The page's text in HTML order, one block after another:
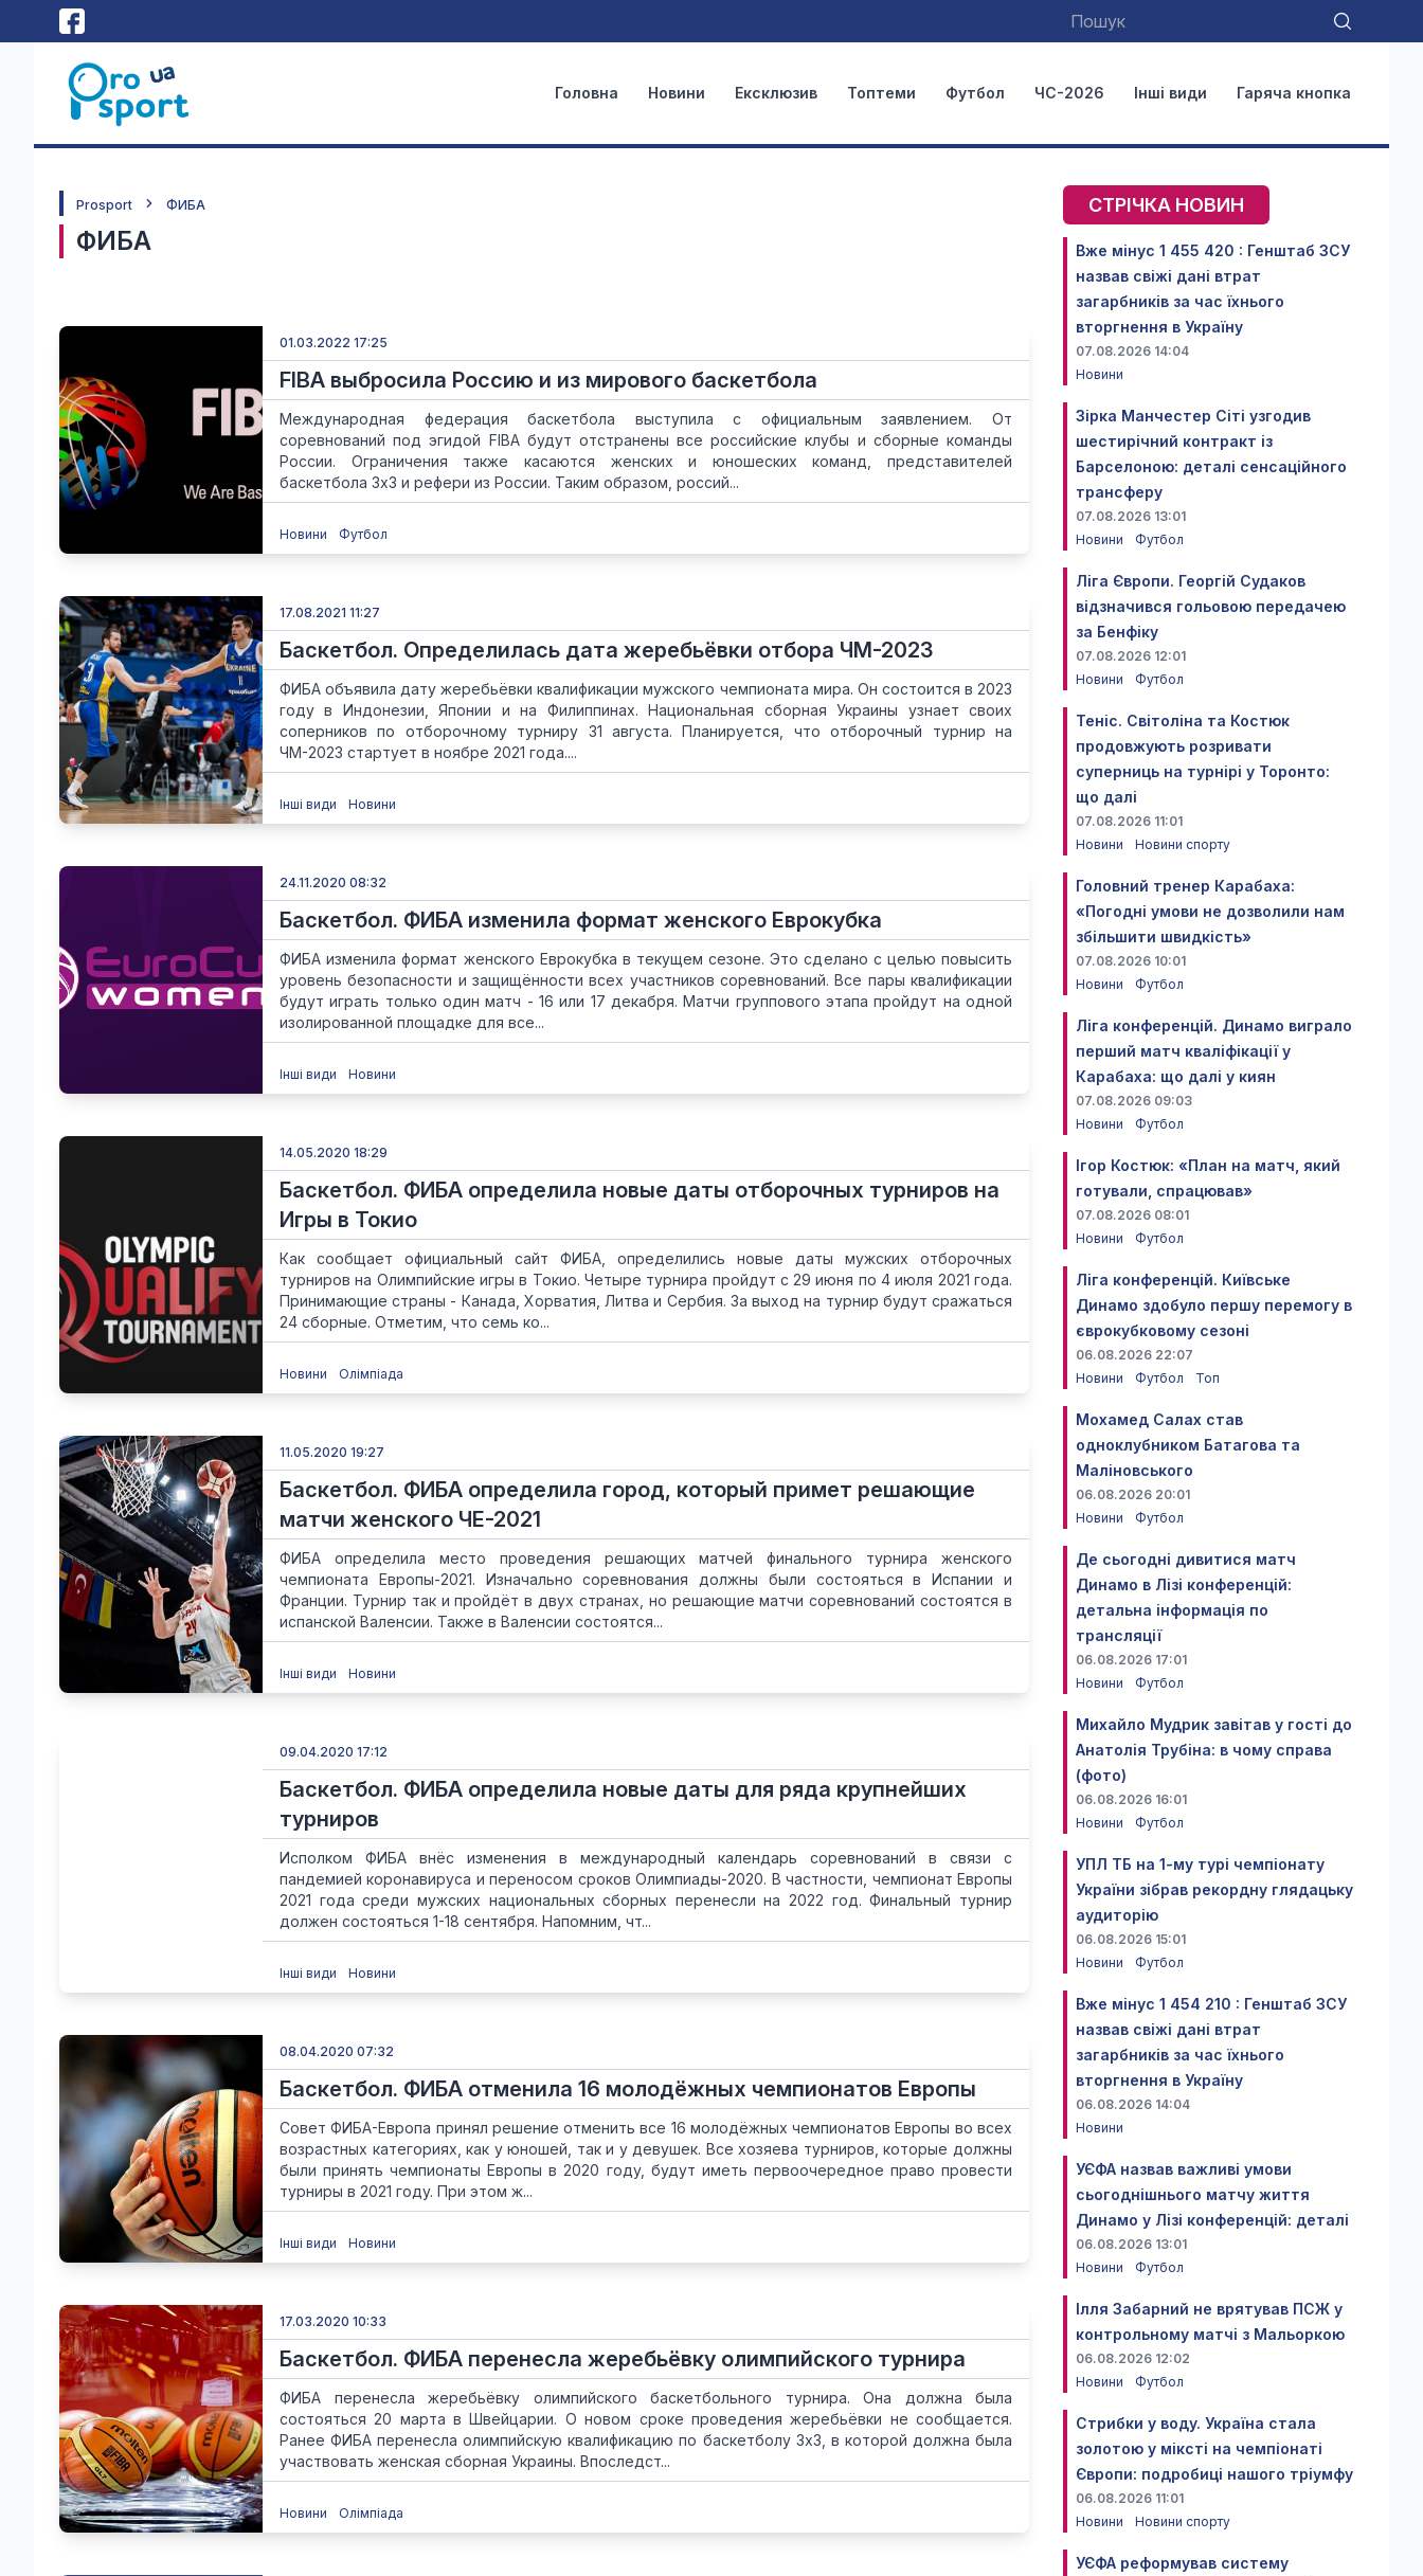
Головна Новини Ексклюзив Топтеми Футбол ЧС-2026 Інші види Гаряча кнопка
Prosport ФИБА
ФИБА
01.03.2022 17:25
FIBA выбросила Россию и из мирового баскетбола
Международная федерация баскетбола выступила с официальным заявлением. От
соревнований под эгидой FIBA будут отстранены все российские клубы и сборные команды
России. Ограничения также касаются женских и юношеских команд, представителей
баскетбола 3х3 и рефери из России. Таким образом, россий...
Новини Футбол
17.08.2021 11:27
Баскетбол. Определилась дата жеребьёвки отбора ЧМ-2023
ФИБА объявила дату жеребьёвки квалификации мужского чемпионата мира. Он состоится в 2023
году в Индонезии, Японии и на Филиппинах. Национальная сборная Украины узнает своих
соперников по отборочному турниру 31 августа. Планируется, что отборочный турнир на
ЧМ-2023 стартует в ноябре 2021 года....
Інші види Новини
24.11.2020 08:32
Баскетбол. ФИБА изменила формат женского Еврокубка
ФИБА изменила формат женского Еврокубка в текущем сезоне. Это сделано с целью повысить
уровень безопасности и защищённости всех участников соревнований. Все пары квалификации
будут играть только один матч - 16 или 17 декабря. Матчи группового этапа пройдут на одной
изолированной площадке для все...
Інші види Новини
14.05.2020 18:29
Баскетбол. ФИБА определила новые даты отборочных турниров на
Игры в Токио
Как сообщает официальный сайт ФИБА, определились новые даты мужских отборочных
турниров на Олимпийские игры в Токио. Четыре турнира пройдут с 29 июня по 4 июля 2021 года.
Принимающие страны - Канада, Хорватия, Литва и Сербия. За выход на турнир будут сражаться
24 сборные. Отметим, что семь ко...
Новини Олімпіада
11.05.2020 19:27
Баскетбол. ФИБА определила город, который примет решающие
матчи женского ЧЕ-2021
ФИБА определила место проведения решающих матчей финального турнира женского
чемпионата Европы-2021. Изначально соревнования должны были состояться в Испании и
Франции. Турнир так и пройдёт в двух странах, но решающие матчи соревнований состоятся в
испанской Валенсии. Также в Валенсии состоятся...
Інші види Новини
09.04.2020 17:12
Баскетбол. ФИБА определила новые даты для ряда крупнейших
турниров
Исполком ФИБА внёс изменения в международный календарь соревнований в связи с
пандемией коронавируса и переносом сроков Олимпиады-2020. В частности, чемпионат Европы
2021 года среди мужских национальных сборных перенесли на 2022 год. Финальный турнир
должен состояться 1-18 сентября. Напомним, чт...
Інші види Новини
08.04.2020 07:32
Баскетбол. ФИБА отменила 16 молодёжных чемпионатов Европы
Совет ФИБА-Европа принял решение отменить все 16 молодёжных чемпионатов Европы во всех
возрастных категориях, как у юношей, так и у девушек. Все хозяева турниров, которые должны
были принять чемпионаты Европы в 2020 году, будут иметь первоочередное право провести
турниры в 2021 году. При этом ж...
Інші види Новини
17.03.2020 10:33
Баскетбол. ФИБА перенесла жеребьёвку олимпийского турнира
ФИБА перенесла жеребьёвку олимпийского баскетбольного турнира. Она должна была
состояться 20 марта в Швейцарии. О новом сроке проведения жеребьёвки не сообщается.
Ранее ФИБА перенесла олимпийскую квалификацию по баскетболу 3х3, в которой должна была
участвовать женская сборная Украины. Впоследст...
Новини Олімпіада
СТРІЧКА НОВИН
Вже мінус 1 455 420 : Генштаб ЗСУ
назвав свіжі дані втрат
загарбників за час їхнього
вторгнення в Україну
07.08.2026 14:04
Новини
Зірка Манчестер Сіті узгодив
шестирічний контракт із
Барселоною: деталі сенсаційного
трансферу
07.08.2026 13:01
Новини
Футбол
Ліга Європи. Георгій Судаков
відзначився гольовою передачею
за Бенфіку
07.08.2026 12:01
Новини
Футбол
Теніс. Світоліна та Костюк
продовжують розривати
суперниць на турнірі у Торонто:
що далі
07.08.2026 11:01
Новини
Новини спорту
Головний тренер Карабаха:
«Погодні умови не дозволили нам
збільшити швидкість»
07.08.2026 10:01
Новини
Футбол
Ліга конференцій. Динамо виграло
перший матч кваліфікації у
Карабаха: що далі у киян
07.08.2026 09:03
Новини
Футбол
Ігор Костюк: «План на матч, який
готували, спрацював»
07.08.2026 08:01
Новини
Футбол
Ліга конференцій. Київське
Динамо здобуло першу перемогу в
єврокубковому сезоні
06.08.2026 22:07
Новини
Футбол Топ
Мохамед Салах став
одноклубником Батагова та
Маліновського
06.08.2026 20:01
Новини
Футбол
Де сьогодні дивитися матч
Динамо в Лізі конференцій:
детальна інформація по
трансляції
06.08.2026 17:01
Новини
Футбол
Михайло Мудрик завітав у гості до
Анатолія Трубіна: в чому справа
(фото)
06.08.2026 16:01
Новини
Футбол
УПЛ ТБ на 1-му турі чемпіонату
України зібрав рекордну глядацьку
аудиторію
06.08.2026 15:01
Новини
Футбол
Вже мінус 1 454 210 : Генштаб ЗСУ
назвав свіжі дані втрат
загарбників за час їхнього
вторгнення в Україну
06.08.2026 14:04
Новини
УЄФА назвав важливі умови
сьогоднішнього матчу життя
Динамо у Лізі конференцій: деталі
06.08.2026 13:01
Новини
Футбол
Ілля Забарний не врятував ПСЖ у
контрольному матчі з Мальоркою
06.08.2026 12:02
Новини
Футбол
Стрибки у воду. Україна стала
золотою у міксті на чемпіонаті
Європи: подробиці нашого тріумфу
06.08.2026 11:01
Новини
Новини спорту
УЄФА реформував систему